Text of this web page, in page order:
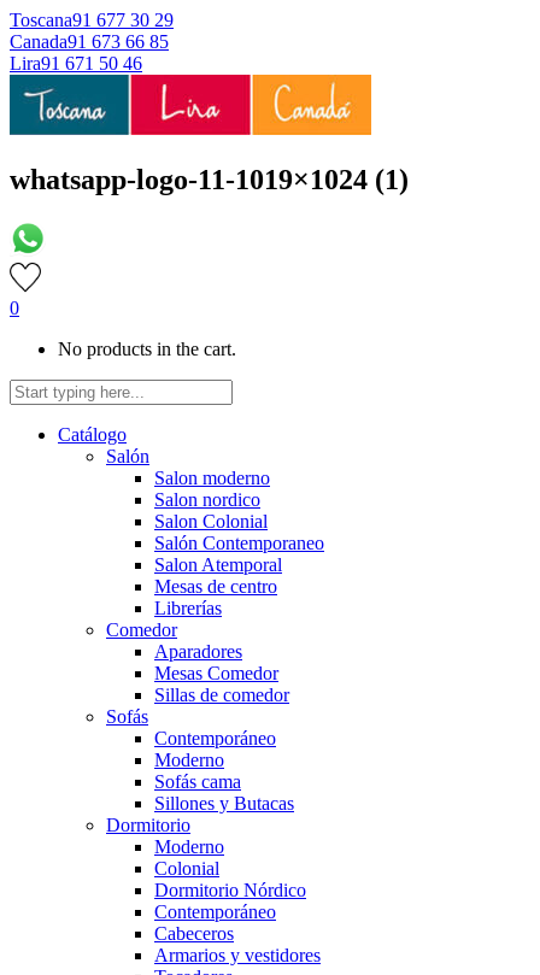
Toscana91 677 30 29
Canada91 673 66 85
Lira91 671 50 46
whatsapp-logo-11-1019×1024 (1)
0
No products in the cart.
Catálogo
Salón
Salon moderno
Salon nordico
Salon Colonial
Salón Contemporaneo
Salon Atemporal
Mesas de centro
Librerías
Comedor
Aparadores
Mesas Comedor
Sillas de comedor
Sofás
Contemporáneo
Moderno
Sofás cama
Sillones y Butacas
Dormitorio
Moderno
Colonial
Dormitorio Nórdico
Contemporáneo
Cabeceros
Armarios y vestidores